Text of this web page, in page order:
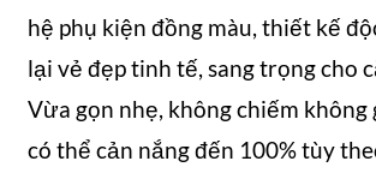
hệ phụ kiện đồng màu, thiết kế
lại vẻ đẹp tinh tế, sang trọng cho
Vừa gọn nhẹ, không chiếm không
có thể cản nắng đến 100% tùy